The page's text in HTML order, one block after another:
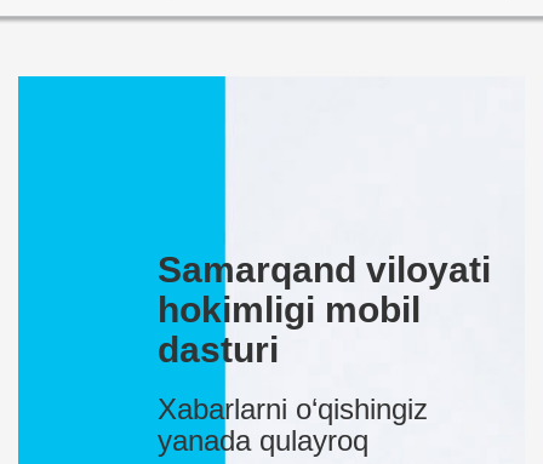
Samarqand viloyati
hokimligi mobil
dasturi
Xabarlarni o‘qishingiz
yanada qulayroq